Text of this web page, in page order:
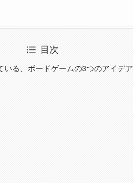
目次
る、ボードゲームの3つのアイデア